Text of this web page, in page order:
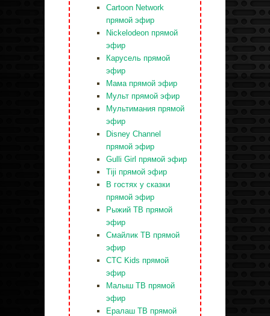
Cartoon Network
прямой эфир
Nickelodeon прямой
эфир
Карусель прямой
эфир
Мама прямой эфир
Мульт прямой эфир
Мультимания прямой
эфир
Disney Channel
прямой эфир
Gulli Girl прямой эфир
Tiji прямой эфир
В гостях у сказки
прямой эфир
Рыжий ТВ прямой
эфир
Смайлик ТВ прямой
эфир
СТС Kids прямой
эфир
Малыш ТВ прямой
эфир
Ералаш ТВ прямой